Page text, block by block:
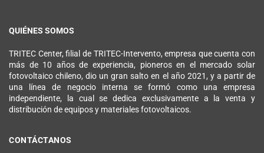
QUIÉNES SOMOS
TRITEC Center, filial de TRITEC-Intervento, empresa que cuenta con
más de 10 años de experiencia, pioneros en el mercado solar
fotovoltaico chileno, dio un gran salto en el año 2021, y a partir de
una línea de negocio interna se formó como una empresa
independiente, la cual se dedica exclusivamente a la venta y
distribución de equipos y materiales fotovoltaicos.
CONTÁCTANOS